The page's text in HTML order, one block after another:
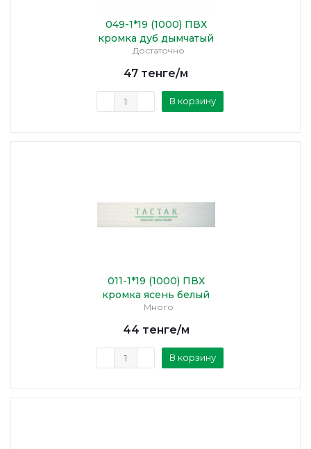
049-1*19 (1000) ПВХ
кромка дуб дымчатый
Достаточно
47 тенге/м
В корзину
011-1*19 (1000) ПВХ
кромка ясень белый
Много
44 тенге/м
В корзину